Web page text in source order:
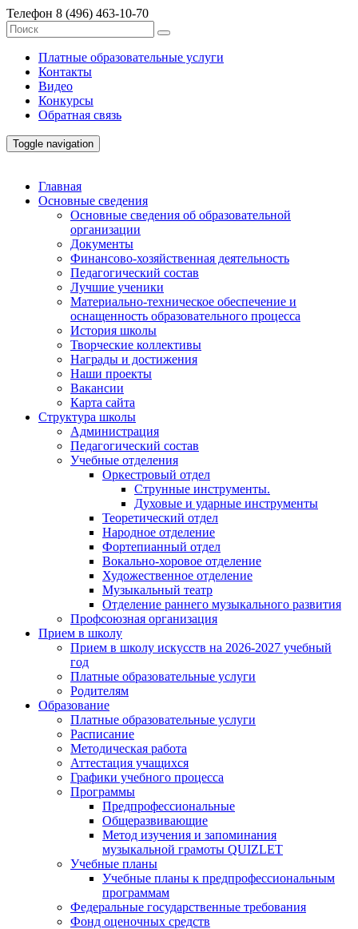
Телефон 8 (496) 463-10-70
Платные образовательные услуги
Контакты
Видео
Конкурсы
Обратная связь
Toggle navigation
Главная
Основные сведения
Основные сведения об образовательной
организации
Документы
Финансово-хозяйственная деятельность
Педагогический состав
Лучшие ученики
Материально-техническое обеспечение и
оснащенность образовательного процесса
История школы
Творческие коллективы
Награды и достижения
Наши проекты
Вакансии
Карта сайта
Структура школы
Администрация
Педагогический состав
Учебные отделения
Оркестровый отдел
Струнные инструменты.
Духовые и ударные инструменты
Теоретический отдел
Народное отделение
Фортепианный отдел
Вокально-хоровое отделение
Художественное отделение
Музыкальный театр
Отделение раннего музыкального развития
Профсоюзная организация
Прием в школу
Прием в школу искусств на 2026-2027 учебный
год
Платные образовательные услуги
Родителям
Образование
Платные образовательные услуги
Расписание
Методическая работа
Аттестация учащихся
Графики учебного процесса
Программы
Предпрофессиональные
Общеразвивающие
Метод изучения и запоминания
музыкальной грамоты QUIZLET
Учебные планы
Учебные планы к предпрофессиональным
программам
Федеральные государственные требования
Фонд оценочных средств